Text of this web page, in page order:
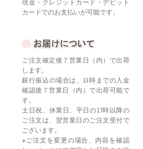
現金・クレジットカード・デビット
カードでのお支払いが可能です。
ご注文確定後７営業日（内）で出荷
します。
銀行振込の場合は、13時までの入金
確認後７営業日（内）で出荷可能で
す。
土日祝、休業日、平日の17時以降の
ご注文は、翌営業日のご注文受付で
ございます。
※ご注文を変更の場合、内容を確認